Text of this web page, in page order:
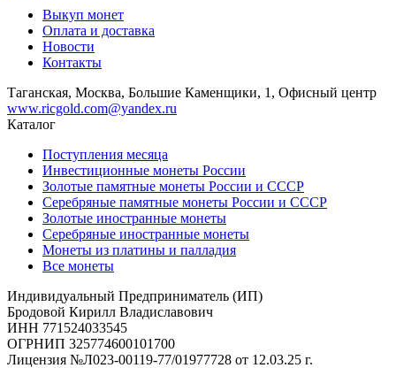
Выкуп монет
Оплата и доставка
Новости
Контакты
Таганская, Москва, Большие Каменщики, 1, Офисный центр
www.ricgold.com@yandex.ru
Каталог
Поступления месяца
Инвестиционные монеты России
Золотые памятные монеты России и СССР
Серебряные памятные монеты России и СССР
Золотые иностранные монеты
Серебряные иностранные монеты
Монеты из платины и палладия
Все монеты
Индивидуальный Предприниматель (ИП)
Бродовой Кирилл Владиславович
ИНН 771524033545
ОГРНИП 325774600101700
Лицензия №Л023-00119-77/01977728 от 12.03.25 г.